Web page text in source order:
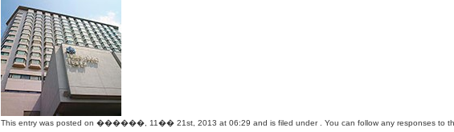
This entry was posted on ������, 11�� 21st, 2013 at 06:29 and is filed under . You can follow any responses to